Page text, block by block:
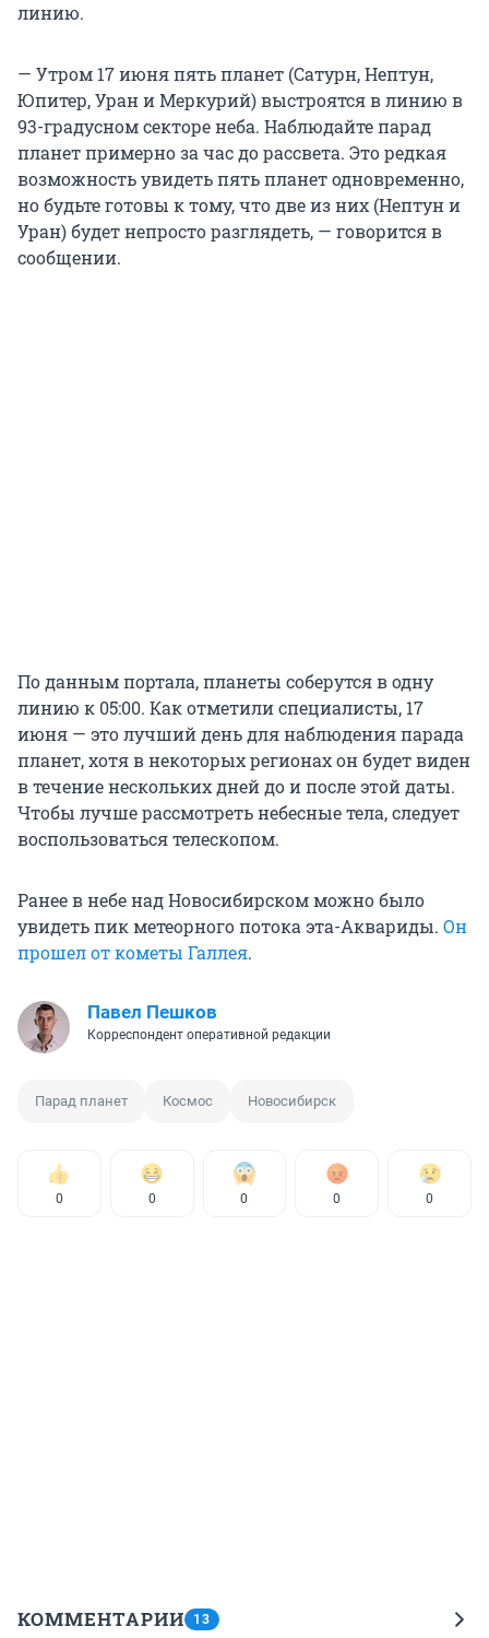
линию.
— Утром 17 июня пять планет (Сатурн, Нептун,
Юпитер, Уран и Меркурий) выстроятся в линию в
93-градусном секторе неба. Наблюдайте парад
планет примерно за час до рассвета. Это редкая
возможность увидеть пять планет одновременно,
но будьте готовы к тому, что две из них (Нептун и
Уран) будет непросто разглядеть, — говорится в
сообщении.
По данным портала, планеты соберутся в одну
линию к 05:00. Как отметили специалисты, 17
июня — это лучший день для наблюдения парада
планет, хотя в некоторых регионах он будет виден
в течение нескольких дней до и после этой даты.
Чтобы лучше рассмотреть небесные тела, следует
воспользоваться телескопом.
Ранее в небе над Новосибирском можно было
увидеть пик метеорного потока эта-Аквариды. Он
прошел от кометы Галлея.
Павел Пешков
Корреспондент оперативной редакции
Парад планет Космос Новосибирск
0 0 0 0 0
КОММЕНТАРИИ 13